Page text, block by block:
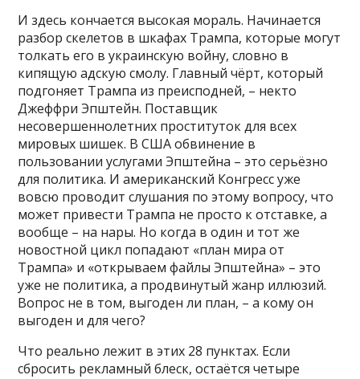
И здесь кончается высокая мораль. Начинается
разбор скелетов в шкафах Трампа, которые могут
толкать его в украинскую войну, словно в
кипящую адскую смолу. Главный чёрт, который
подгоняет Трампа из преисподней, – некто
Джеффри Эпштейн. Поставщик
несовершеннолетних проституток для всех
мировых шишек. В США обвинение в
пользовании услугами Эпштейна – это серьёзно
для политика. И американский Конгресс уже
вовсю проводит слушания по этому вопросу, что
может привести Трампа не просто к отставке, а
вообще – на нары. Но когда в один и тот же
новостной цикл попадают «план мира от
Трампа» и «открываем файлы Эпштейна» – это
уже не политика, а продвинутый жанр иллюзий.
Вопрос не в том, выгоден ли план, – а кому он
выгоден и для чего?
Что реально лежит в этих 28 пунктах. Если
сбросить рекламный блеск, остаётся четыре